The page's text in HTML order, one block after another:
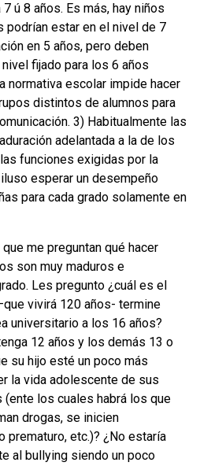
ú 8 años. Es más, hay niños
podrían estar en el nivel de 7
en 5 años, pero deben
fijado para los 6 años
normativa escolar impide hacer
distintos de alumnos para
3) Habitualmente las
adelantada a la de los
funciones exigidas por la
esperar un desempeño
para cada grado solamente en
me preguntan qué hacer
son muy maduros e
Les pregunto ¿cuál es el
vivirá 120 años- termine
universitario a los 16 años?
12 años y los demás 13 o
su hijo esté un poco más
la vida adolescente de sus
(ente los cuales habrá los que
drogas, se inicien
prematuro, etc.)? ¿No estaría
al bullying siendo un poco